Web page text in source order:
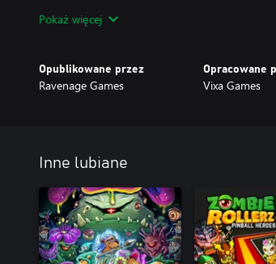
Zdobyty fame pozwoli ci ulepszyć przedmioty,
Kiedy już zbudujesz swoją pozycję w show
opa nawet dla czterech graczy! Grajcie
To jak, podpisujemy kontrakt?
Rogalikowa strzelanka
Setki przeciwników, dziesiątki rodzajów broni,
plansze i mięsiści bossowie, którzy sprawdzą
zestawem broni i przedmiotów!
Pokaż więcej
Opublikowane przez
Ravenage Games
Opracowane
Vixa Games
Inne lubiane